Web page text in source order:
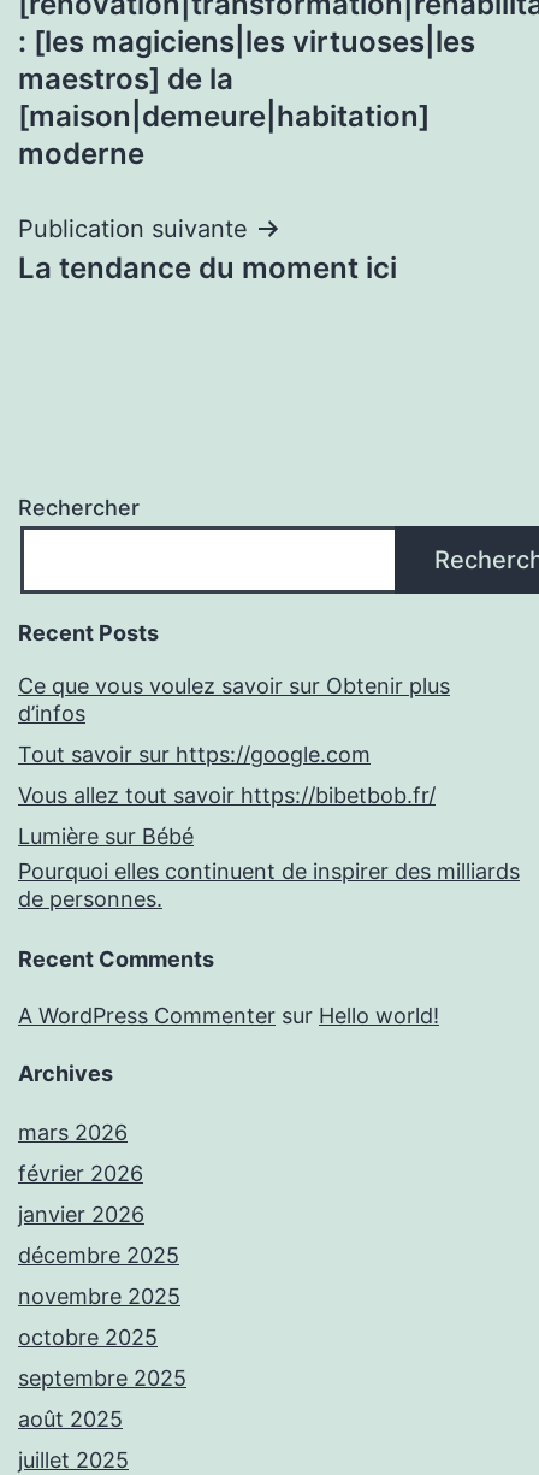
: [les magiciens|les virtuoses|les
maestros] de la
[maison|demeure|habitation]
moderne
Publication suivante
La tendance du moment ici
Rechercher
Recent Posts
Ce que vous voulez savoir sur Obtenir plus
d’infos
Tout savoir sur https://google.com
Vous allez tout savoir https://bibetbob.fr/
Lumière sur Bébé
Pourquoi elles continuent de inspirer des milliards
de personnes.
Recent Comments
A WordPress Commenter sur Hello world!
Archives
mars 2026
février 2026
janvier 2026
décembre 2025
novembre 2025
octobre 2025
septembre 2025
août 2025
juillet 2025